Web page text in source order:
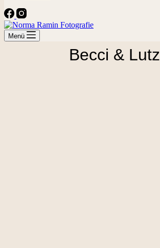
Menü
Becci & Lutz